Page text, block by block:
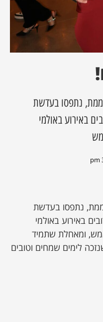
נתפסו בעדשת
באירוע באולמי
נתפסו בעדשת
באירוע באולמי
ומאחלת שתמיד
לימים שמחים וטובים